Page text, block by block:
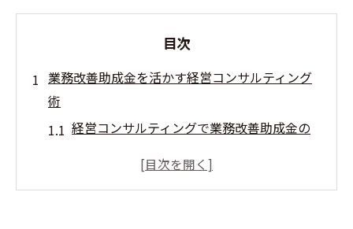
目次
業務改善助成金を活かす経営コンサルティング
術
経営コンサルティングで業務改善助成金の
業務改善助成金Q&Aを経営コンサルティン